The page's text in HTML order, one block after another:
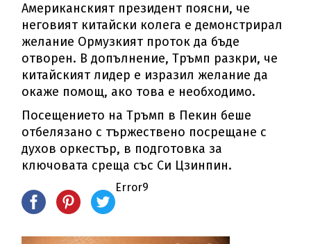
Американският президент поясни, че
неговият китайски колега е демонстрирал
желание Ормузкият проток да бъде
отворен. В допълнение, Тръмп разкри, че
китайският лидер е изразил желание да
окаже помощ, ако това е необходимо.
Посещението на Тръмп в Пекин беше
отбелязано с тържествено посрещане с
духов оркестър, в подготовка за
ключовата среща със Си Цзинпин.
Error9